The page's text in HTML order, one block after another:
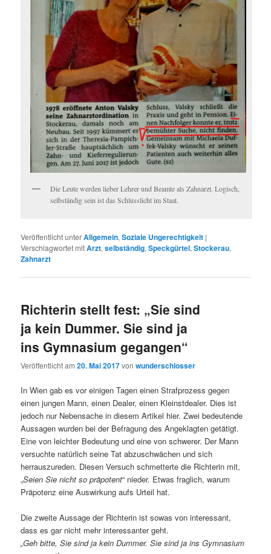
Die Leute werden lieber Lehrer und Beamte als Zahnarzt. Logisch,
selbständig sein ist das Schlusslicht im Staat.
Veröffentlicht unterAllgemein,Soziale Ungerechtigkeit |
Verschlagwortet mitArzt,selbständig,Speckgürtel,Stockerau,
Zahnarzt
Richterin stellt fest: „Sie sind
ja kein Dummer. Sie sind ja
ins Gymnasium gegangen“
Veröffentlicht am20. Mai 2017vonwunderschlosser
In Wien gab es vor einigen Tagen einen Strafprozess gegen
einen jungen Mann, einen Dealer, einen Kleinstdealer. Dies ist
jedoch nur Nebensache in diesem Artikel hier. Zwei bedeutende
Aussagen wurden bei der Befragung des Angeklagten getätigt.
Eine von leichter Bedeutung und eine von schwerer. Der Mann
versuchte natürlich seine Tat abzuschwächen und sich
herrauszureden. Diesen Versuch schmetterte die Richterin mit,
„Seien Sie nicht so präpotent“ nieder. Etwas fraglich, warum
Präpotenz eine Auswirkung aufs Urteil hat.
Die zweite Aussage der Richterin ist sowas von interessant,
dass es gar nicht mehr interessanter geht.
„Geh bitte, Sie sind ja kein Dummer. Sie sind ja ins Gymnasium